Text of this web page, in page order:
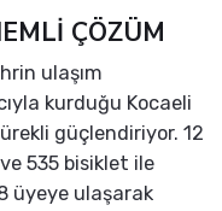
ÇÖZÜM
ulaşım
kurduğu Kocaeli
güçlendiriyor. 12
535 bisiklet ile
üyeye ulaşarak